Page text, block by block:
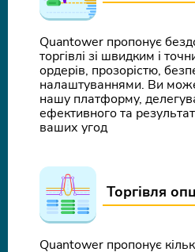
Quantower пропонує
торгівлі зі швидким і
ордерів, прозорістю,
налаштуваннями. Ви
нашу платформу,
ефективного та
ваших угод
Торгівля
Quantower пропонує